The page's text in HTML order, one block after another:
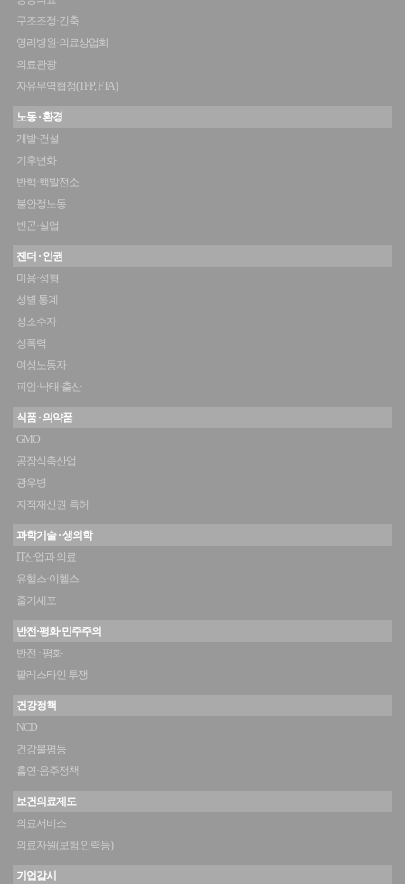
구조조정·긴축
영리병원·의료상업화
의료관광
자유무역협정(TPP, FTA)
노동 · 환경
개발·건설
기후변화
반핵·핵발전소
불안정노동
빈곤·실업
젠더 · 인권
미용·성형
성별 통계
성소수자
성폭력
여성노동자
피임·낙태·출산
식품 · 의약품
GMO
공장식축산업
광우병
지적재산권·특허
과학기술 · 생의학
IT산업과 의료
유헬스·이헬스
줄기세포
반전·평화·민주주의
반전 · 평화
팔레스타인 투쟁
건강정책
NCD
건강불평등
흡연·음주정책
보건의료제도
의료서비스
의료자원(보험,인력등)
기업감시